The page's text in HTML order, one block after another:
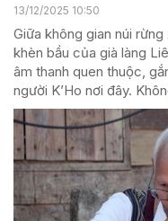
13/12/2025 10:50
Giữa không gian núi
khèn bầu của già làng
âm thanh quen thuộc,
người K’Ho nơi đây.